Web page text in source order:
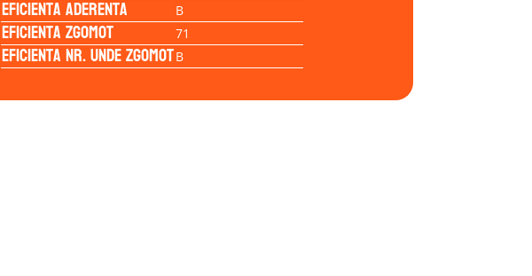
Eficienta Aderenta B
Eficienta Zgomot 71
Eficienta Nr. Unde ZgomotB